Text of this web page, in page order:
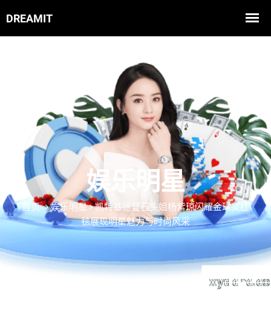
娱乐明星
首页 娱乐明星
凯特基德曼石头姐杨紫琼闪耀金球奖红
毯展现明星魅力与时尚风采